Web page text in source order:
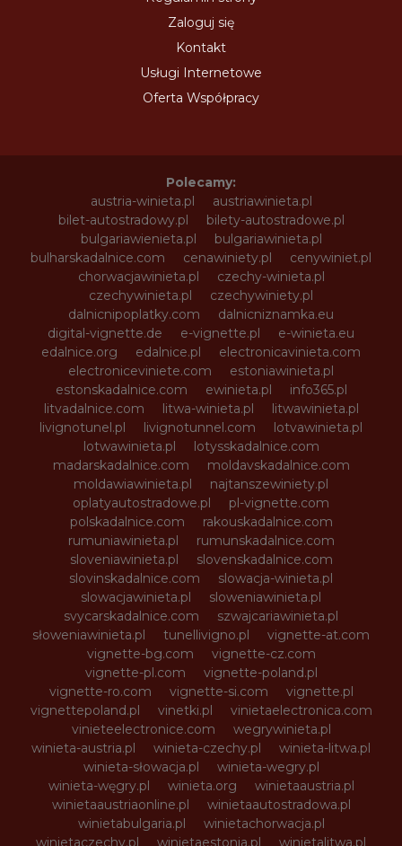
Zaloguj się
Kontakt
Usługi Internetowe
Oferta Współpracy
Polecamy:
austria-winieta.pl
austriawinieta.pl
bilet-autostradowy.pl
bilety-autostradowe.pl
bulgariawienieta.pl
bulgariawinieta.pl
bulharskadalnice.com
cenawiniety.pl
cenywiniet.pl
chorwacjawinieta.pl
czechy-winieta.pl
czechywinieta.pl
czechywiniety.pl
dalnicnipoplatky.com
dalnicniznamka.eu
digital-vignette.de
e-vignette.pl
e-winieta.eu
edalnice.org
edalnice.pl
electronicavinieta.com
electroniceviniete.com
estoniawinieta.pl
estonskadalnice.com
ewinieta.pl
info365.pl
litvadalnice.com
litwa-winieta.pl
litwawinieta.pl
livignotunel.pl
livignotunnel.com
lotvawinieta.pl
lotwawinieta.pl
lotysskadalnice.com
madarskadalnice.com
moldavskadalnice.com
moldawiawinieta.pl
najtanszewiniety.pl
oplatyautostradowe.pl
pl-vignette.com
polskadalnice.com
rakouskadalnice.com
rumuniawinieta.pl
rumunskadalnice.com
sloveniawinieta.pl
slovenskadalnice.com
slovinskadalnice.com
slowacja-winieta.pl
slowacjawinieta.pl
sloweniawinieta.pl
svycarskadalnice.com
szwajcariawinieta.pl
słoweniawinieta.pl
tunellivigno.pl
vignette-at.com
vignette-bg.com
vignette-cz.com
vignette-pl.com
vignette-poland.pl
vignette-ro.com
vignette-si.com
vignette.pl
vignettepoland.pl
vinetki.pl
vinietaelectronica.com
vinieteelectronice.com
wegrywinieta.pl
winieta-austria.pl
winieta-czechy.pl
winieta-litwa.pl
winieta-słowacja.pl
winieta-wegry.pl
winieta-węgry.pl
winieta.org
winietaaustria.pl
winietaaustriaonline.pl
winietaautostradowa.pl
winietabulgaria.pl
winietachorwacja.pl
winietaczechy.pl
winietaestonia.pl winietalitwa.pl